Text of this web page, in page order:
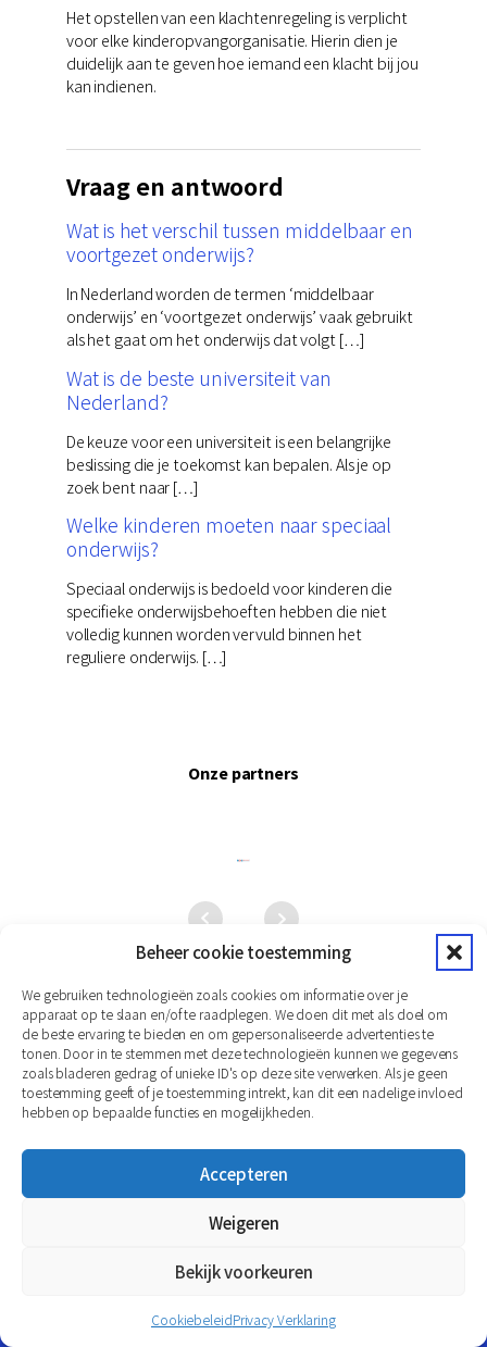
Beheer cookie toestemming
We gebruiken technologieën zoals cookies om informatie over je
apparaat op te slaan en/of te raadplegen. We doen dit met als doel om
de beste ervaring te bieden en om gepersonaliseerde advertenties te
tonen. Door in te stemmen met deze technologieën kunnen we gegevens
zoals bladeren gedrag of unieke ID's op deze site verwerken. Als je geen
toestemming geeft of je toestemming intrekt, kan dit een nadelige invloed
hebben op bepaalde functies en mogelijkheden.
Accepteren
Weigeren
Bekijk voorkeuren
CookiebeleidPrivacy Verklaring
Het opstellen van een klachtenregeling is verplicht
voor elke kinderopvangorganisatie. Hierin dien je
duidelijk aan te geven hoe iemand een klacht bij jou
kan indienen.
Vraag en antwoord
Wat is het verschil tussen middelbaar en
voortgezet onderwijs?
In Nederland worden de termen ‘middelbaar
onderwijs’ en ‘voortgezet onderwijs’ vaak gebruikt
als het gaat om het onderwijs dat volgt […]
Wat is de beste universiteit van
Nederland?
De keuze voor een universiteit is een belangrijke
beslissing die je toekomst kan bepalen. Als je op
zoek bent naar […]
Welke kinderen moeten naar speciaal
onderwijs?
Speciaal onderwijs is bedoeld voor kinderen die
specifieke onderwijsbehoeften hebben die niet
volledig kunnen worden vervuld binnen het
reguliere onderwijs. […]
Onze partners
© Martini-Online